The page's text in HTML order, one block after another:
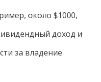
около $1000,
доход и
за владение